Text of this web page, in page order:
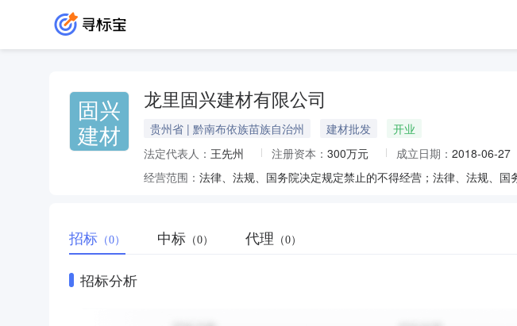
固兴
建材
龙里固兴建材有限公司
贵州省 | 黔南布依族苗族自治州 建材批发
开业
法定代表人： 王先州 注册资本： 300万元 成立日期： 2018-06-27
经营范围：
招标 （0） 中标 （0） 代理 （0）
招标分析